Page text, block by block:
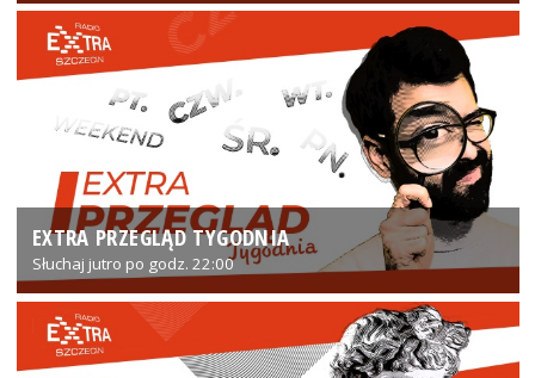
EXTRA PRZEGLĄD TYGODNIA
Słuchaj jutro po godz. 22:00